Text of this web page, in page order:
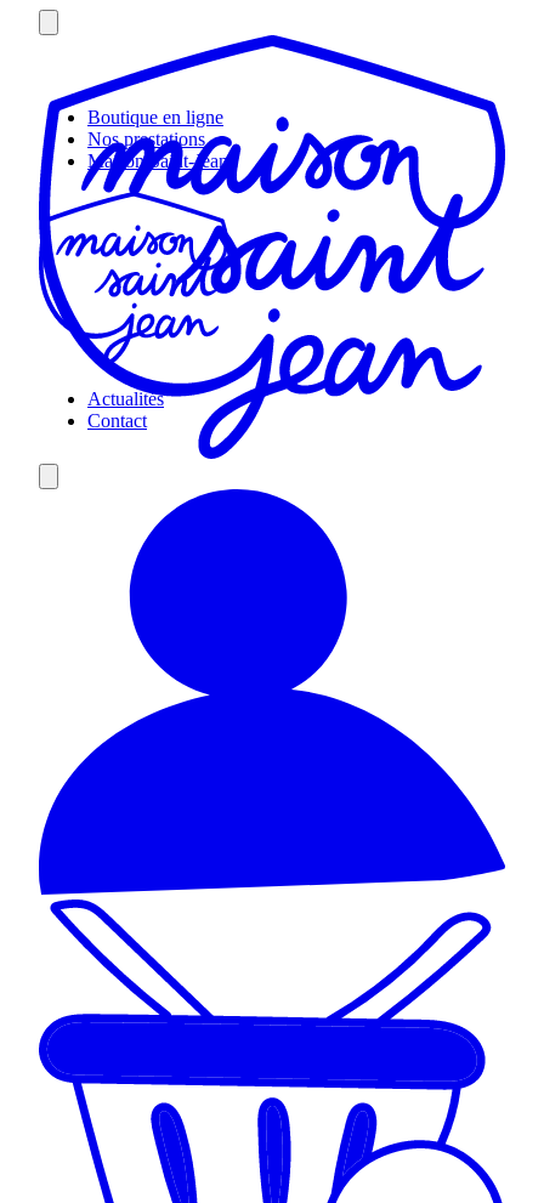
Skip
to
Boutique en ligne
Nos prestations
Maison Saint-Jean
Actualités
Contact